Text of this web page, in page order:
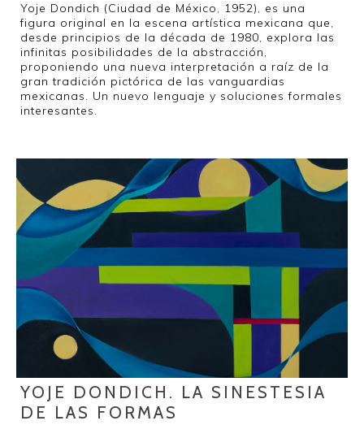
Yoje Dondich (Ciudad de México, 1952), es una
figura original en la escena artística mexicana que,
desde principios de la década de 1980, explora las
infinitas posibilidades de la abstracción,
proponiendo una nueva interpretación a raíz de la
gran tradición pictórica de las vanguardias
mexicanas. Un nuevo lenguaje y soluciones formales
interesantes.
YOJE DONDICH. LA SINESTESIA
DE LAS FORMAS